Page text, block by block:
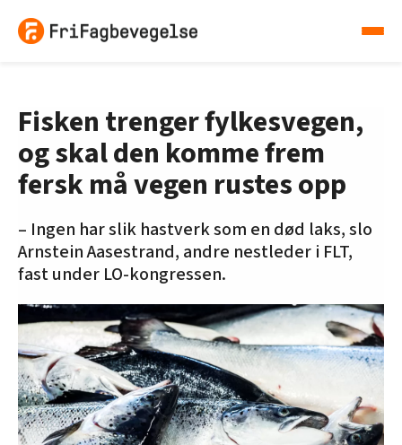
Fisken trenger fylkesvegen,
og skal den komme frem
fersk må vegen rustes opp
– Ingen har slik hastverk som en død laks, slo
Arnstein Aasestrand, andre nestleder i FLT,
fast under LO-kongressen.